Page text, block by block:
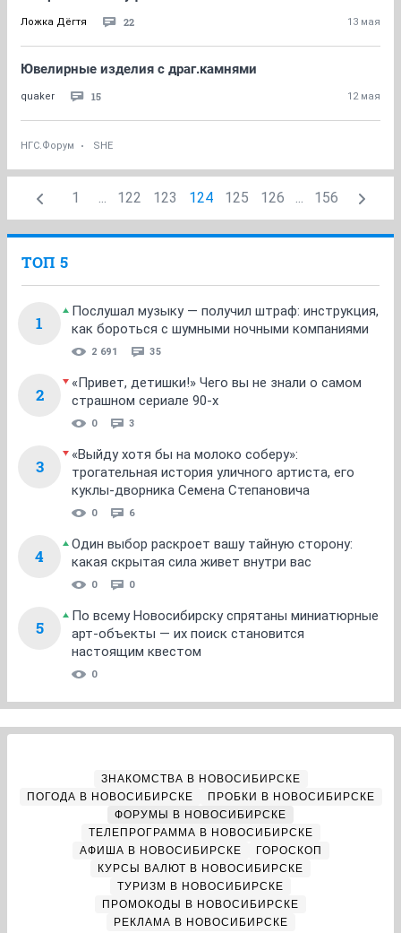
Ложка Дёгтя 22 13 мая
Ювелирные изделия с драг.камнями
quaker 15 12 мая
НГС.Форум SHE
1 ... 122 123 124 125 126 ... 156
ТОП 5
1
Послушал музыку — получил штраф: инструкция,
как бороться с шумными ночными компаниями
2 691 35
2
«Привет, детишки!» Чего вы не знали о самом
страшном сериале 90-х
0 3
3
«Выйду хотя бы на молоко соберу»:
трогательная история уличного артиста, его
куклы-дворника Семена Степановича
0 6
4
Один выбор раскроет вашу тайную сторону:
какая скрытая сила живет внутри вас
0 0
5
По всему Новосибирску спрятаны миниатюрные
арт-объекты — их поиск становится
настоящим квестом
0
ЗНАКОМСТВА В НОВОСИБИРСКЕ
ПОГОДА В НОВОСИБИРСКЕ
ПРОБКИ В НОВОСИБИРСКЕ
ФОРУМЫ В НОВОСИБИРСКЕ
ТЕЛЕПРОГРАММА В НОВОСИБИРСКЕ
АФИША В НОВОСИБИРСКЕ
ГОРОСКОП
КУРСЫ ВАЛЮТ В НОВОСИБИРСКЕ
ТУРИЗМ В НОВОСИБИРСКЕ
ПРОМОКОДЫ В НОВОСИБИРСКЕ
РЕКЛАМА В НОВОСИБИРСКЕ